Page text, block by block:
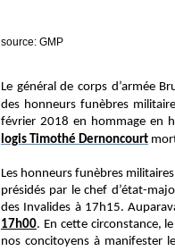
source: GMP
Le général de corps d’armée
des honneurs funèbres
février 2018 en hommage en
logis Timothé Dernoncourt
Les honneurs funèbres
présidés par le chef d’état-
des Invalides à 17h15.
17h00. En cette circonstance,
nos concitoyens à manifester